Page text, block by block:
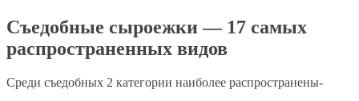
Съедобные сыроежки — 17 самых
распространенных видов
Среди съедобных 2 категории наиболее распространены-